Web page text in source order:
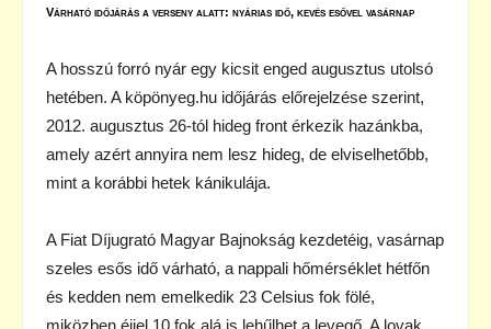
Várható időjárás a verseny alatt: nyárias idő, kevés esővel vasárnap
A hosszú forró nyár egy kicsit enged augusztus utolsó
hetében. A köpönyeg.hu időjárás előrejelzése szerint,
2012. augusztus 26-tól hideg front érkezik hazánkba,
amely azért annyira nem lesz hideg, de elviselhetőbb,
mint a korábbi hetek kánikulája.
A Fiat Díjugrató Magyar Bajnokság kezdetéig, vasárnap
szeles esős idő várható, a nappali hőmérséklet hétfőn
és kedden nem emelkedik 23 Celsius fok fölé,
miközben éjjel 10 fok alá is lehűlhet a levegő. A lovak